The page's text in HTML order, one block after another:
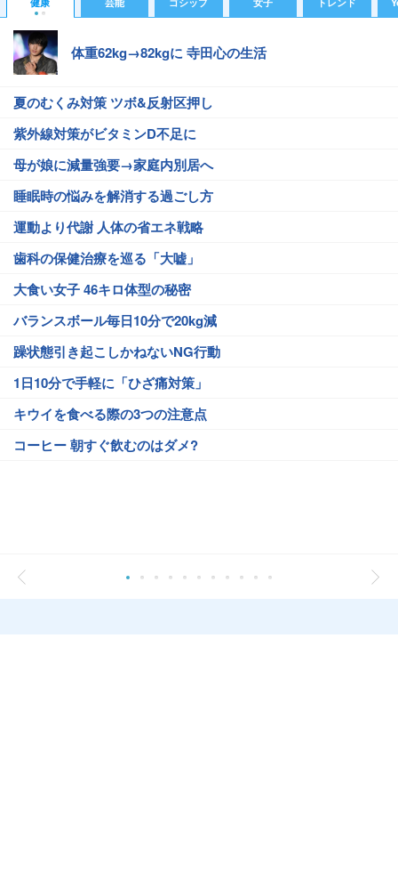
体重62kg→82kgに 寺田心の生活
夏のむくみ対策 ツボ&反射区押し
紫外線対策がビタミンD不足に
母が娘に減量強要→家庭内別居へ
睡眠時の悩みを解消する過ごし方
運動より代謝 人体の省エネ戦略
歯科の保健治療を巡る「大嘘」
大食い女子 46キロ体型の秘密
バランスボール毎日10分で20kg減
躁状態引き起こしかねないNG行動
1日10分で手軽に「ひざ痛対策」
キウイを食べる際の3つの注意点
コーヒー 朝すぐ飲むのはダメ?